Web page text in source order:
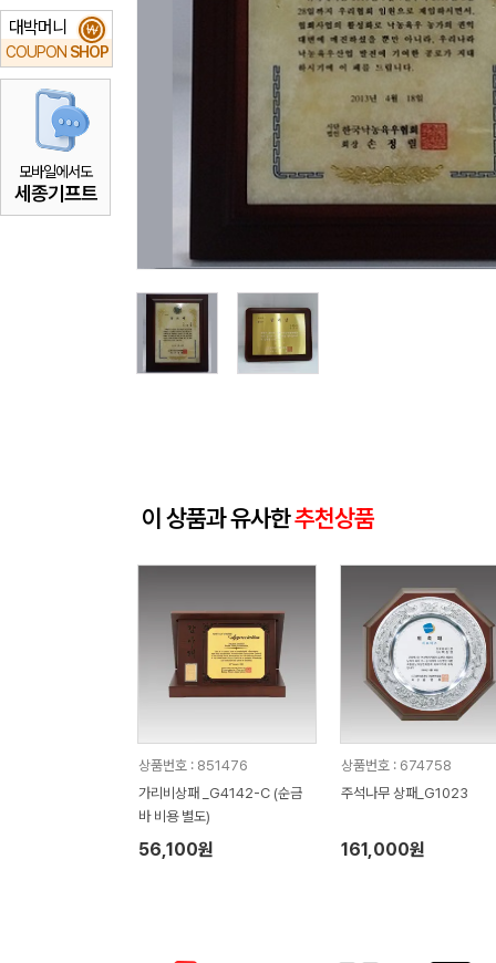
대박머니
COUPON SHOP
₩
모바일에서도
세종기프트
이 상품과 유사한추천상품
상품번호 : 851476
가리비상패 _G4142-C (순금
바 비용 별도)
56,100원
상품번호 : 674758
주석나무 상패_G1023
161,000원